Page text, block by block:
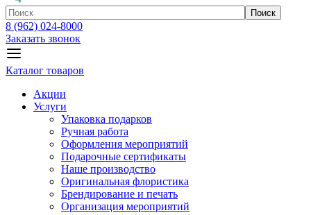
Поиск
8 (962) 024-8000
Заказать звонок
Каталог товаров
Акции
Услуги
Упаковка подарков
Ручная работа
Оформления мероприятий
Подарочные сертификаты
Наше производство
Оригинальная флористика
Брендирование и печать
Организация мероприятий